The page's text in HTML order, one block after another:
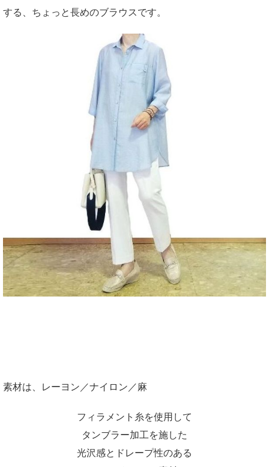
する、ちょっと長めのブラウスです。
素材は、レーヨン／ナイロン／麻
フィラメント糸を使用して
タンブラー加工を施した
光沢感とドレープ性のある